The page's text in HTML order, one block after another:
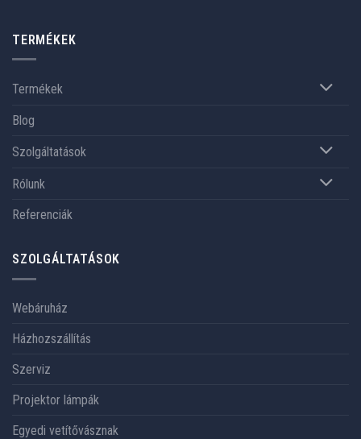
TERMÉKEK
Termékek
Blog
Szolgáltatások
Rólunk
Referenciák
SZOLGÁLTATÁSOK
Webáruház
Házhozszállítás
Szerviz
Projektor lámpák
Egyedi vetítővásznak